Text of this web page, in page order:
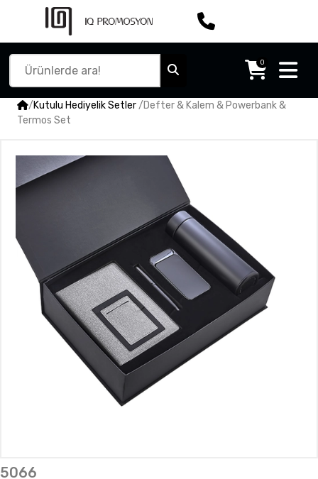
0
/Kutulu Hediyelik Setler/Defter & Kalem & Powerbank &
Termos Set
5066